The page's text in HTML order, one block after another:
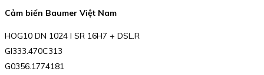
Cảm biến Baumer Việt Nam
HOG10 DN 1024 I SR 16H7 + DSL.R
GI333.470C313
G0356.1774181